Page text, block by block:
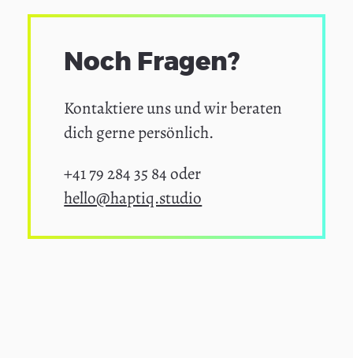
Noch Fragen?
Kontaktiere uns und wir beraten
dich gerne persönlich.
+41 79 284 35 84 oder
hello@haptiq.studio